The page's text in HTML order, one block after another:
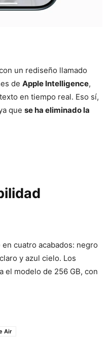
un rediseño llamado
de Apple Intelligence,
en tiempo real. Eso sí,
que se ha eliminado la
cuatro acabados: negro
y azul cielo. Los
el modelo de 256 GB, con
Air